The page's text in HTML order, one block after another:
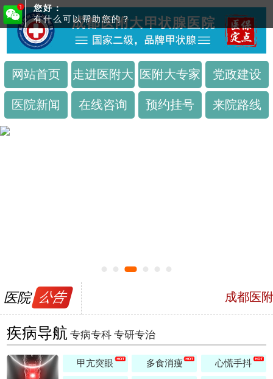
网站首页 走进医附大 医附大专家 党政建设
医院新闻 在线咨询 预约挂号 来院路线
医院 公告
成都医
号，预
疾病导航 专病专科 专研专治
甲亢突眼 多食消瘦 心慌手抖
您好：
有什么可以帮助您的？